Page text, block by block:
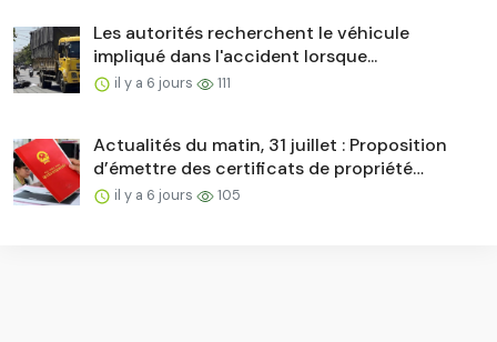
Les autorités recherchent le véhicule
impliqué dans l'accident lorsque...
il y a 6 jours 111
Actualités du matin, 31 juillet : Proposition
d’émettre des certificats de propriété
foncière aux formats papier et numérique…
il y a 6 jours 105